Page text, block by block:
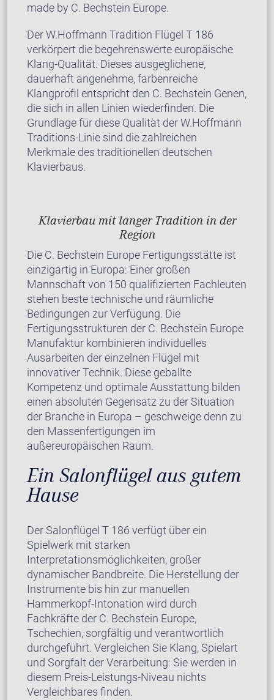
made by C. Bechstein Europe.
Der W.Hoffmann Tradition Flügel T 186
verkörpert die begehrenswerte europäische
Klang-Qualität. Dieses ausgeglichene,
dauerhaft angenehme, farbenreiche
Klangprofil entspricht den C. Bechstein Genen,
die sich in allen Linien wiederfinden. Die
Grundlage für diese Qualität der W.Hoffmann
Traditions-Linie sind die zahlreichen
Merkmale des traditionellen deutschen
Klavierbaus.
Klavierbau mit langer Tradition in der
Region
Die C. Bechstein Europe Fertigungsstätte ist
einzigartig in Europa: Einer großen
Mannschaft von 150 qualifizierten Fachleuten
stehen beste technische und räumliche
Bedingungen zur Verfügung. Die
Fertigungsstrukturen der C. Bechstein Europe
Manufaktur kombinieren individuelles
Ausarbeiten der einzelnen Flügel mit
innovativer Technik. Diese geballte
Kompetenz und optimale Ausstattung bilden
einen absoluten Gegensatz zu der Situation
der Branche in Europa – geschweige denn zu
den Massenfertigungen im
außereuropäischen Raum.
Ein Salonflügel aus gutem
Hause
Der Salonflügel T 186 verfügt über ein
Spielwerk mit starken
Interpretationsmöglichkeiten, großer
dynamischer Bandbreite. Die Herstellung der
Instrumente bis hin zur manuellen
Hammerkopf-Intonation wird durch
Fachkräfte der C. Bechstein Europe,
Tschechien, sorgfältig und verantwortlich
durchgeführt. Vergleichen Sie Klang, Spielart
und Sorgfalt der Verarbeitung: Sie werden in
diesem Preis-Leistungs-Niveau nichts
Vergleichbares finden.